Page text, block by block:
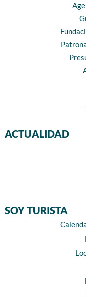
ACTUALIDAD
SOY TURISTA